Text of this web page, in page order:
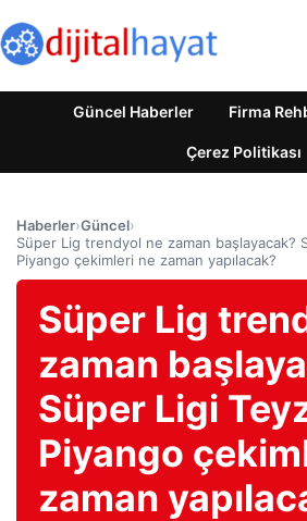
Güncel Haberler Firma
Çerez Politikası
Haberler›Güncel›
Süper Lig trendyol ne zaman başlayacak?
Piyango çekimleri ne zaman yapılacak?
Süper Lig
zaman
Süper Ligi
Piyango
zaman